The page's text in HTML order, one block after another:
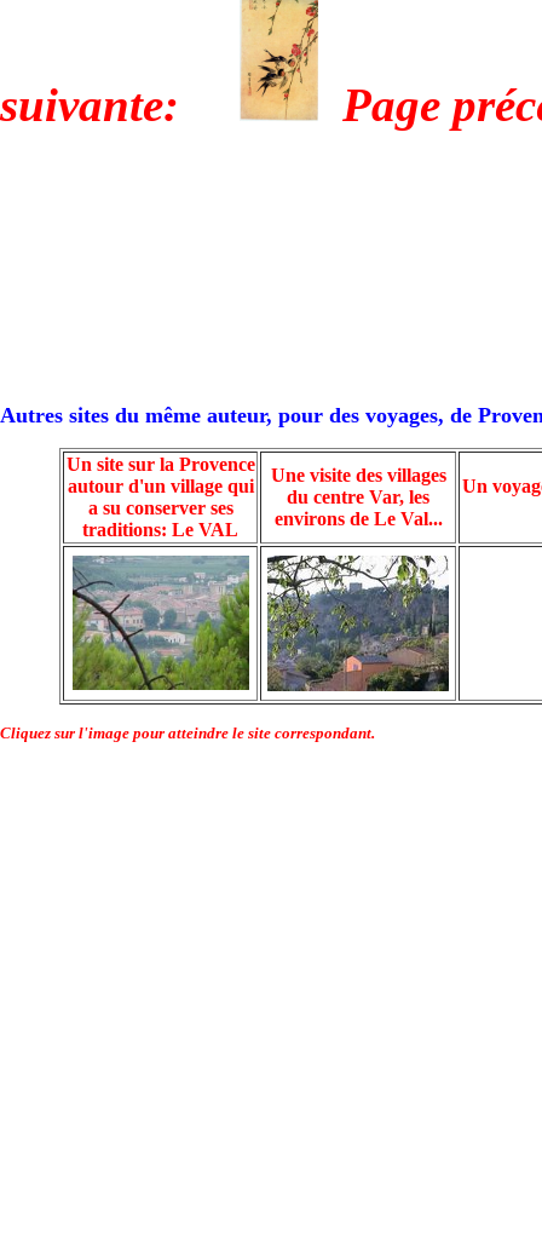
suivante: Page
Autres sites du même auteur, pour des voyages, de
Un site sur la Provence
autour d'un village qui
a su conserver ses
traditions: Le VAL
Une visite des villages
du centre Var, les
environs de Le Val...
Un
Cliquez sur l'image pour atteindre le site correspondant.